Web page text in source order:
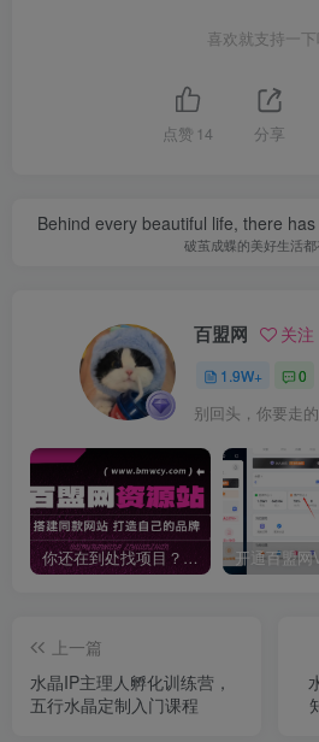
喜欢就支持一
点赞 14 分享
Behind every beautiful life, there
破茧成蝶的美好生活
百盟网 关注
1.9W+ 0
别回头，你要走
你还在到处找项目？还在当韭菜？我靠卖项目一个月收入5万+，曾经我也是个失败者。
上一篇
水晶IP主理人孵化训练营，
五行水晶定制入门课程